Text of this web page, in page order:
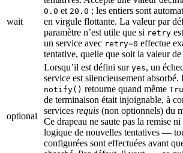
wait
0.0 et 20.0 ; les entiers sont
en virgule flottante. La valeur par
paramètre n’est utile que si retry
un service avec retry=0 effectue
tentative, quelle que soit la valeur de
optional
Lorsqu’il est défini sur yes, un
service est silencieusement absorbé.
notify() retourne quand même
de terminaison était injoignable, à
services requis (non optionnels) du
Ce drapeau ne saute pas la remise
logique de nouvelles tentatives —
configurées sont effectuées avant